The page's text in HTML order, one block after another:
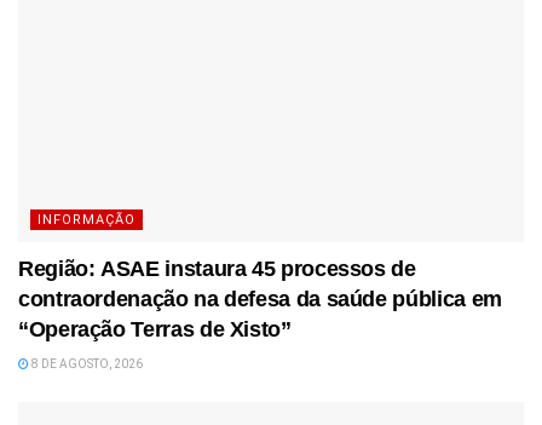
INFORMAÇÃO
Região: ASAE instaura 45 processos de
contraordenação na defesa da saúde pública em
“Operação Terras de Xisto”
8 DE AGOSTO, 2026